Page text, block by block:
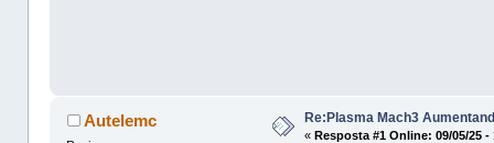
Autelemc Re:Plasma Mach3
«Resposta #1 Online: 09/05/25 -